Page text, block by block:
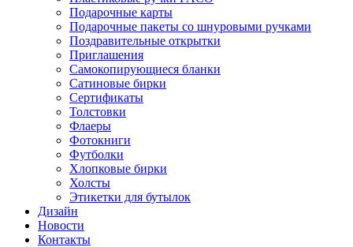
Подарочные карты
Подарочные пакеты со шнуровыми ручками
Поздравительные открытки
Приглашения
Самокопирующиеся бланки
Сатиновые бирки
Сертификаты
Толстовки
Флаеры
Фотокниги
Футболки
Хлопковые бирки
Холсты
Этикетки для бутылок
Дизайн
Новости
Контакты